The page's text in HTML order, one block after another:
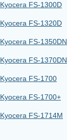
Kyocera FS-1300D
Kyocera FS-1320D
Kyocera FS-1350DN
Kyocera FS-1370DN
Kyocera FS-1700
Kyocera FS-1700+
Kyocera FS-1714M